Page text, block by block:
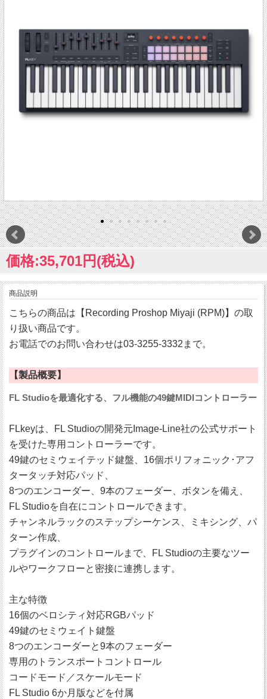
価格:35,701円(税込)
商品説明
こちらの商品は【Recording Proshop Miyaji (RPM)】の取
り扱い商品です。
お電話でのお問い合わせは03-3255-3332まで。
【製品概要】
FL Studioを最適化する、フル機能の49鍵MIDIコントローラー
FLkeyは、FL Studioの開発元Image-Line社の公式サポート
を受けた専用コントローラーです。
49鍵のセミウェイテッド鍵盤、16個ポリフォニック･アフ
タータッチ対応パッド、
8つのエンコーダー、9本のフェーダー、ボタンを備え、
FL Studioを自在にコントロールできます。
チャンネルラックのステップシーケンス、ミキシング、パ
ターン作成、
プラグインのコントロールまで、FL Studioの主要なツー
ルやワークフローと密接に連携します。
主な特徴
16個のベロシティ対応RGBパッド
49鍵のセミウェイト鍵盤
8つのエンコーダーと9本のフェーダー
専用のトランスポートコントロール
コードモード／スケールモード
FL Studio 6か月版などを付属